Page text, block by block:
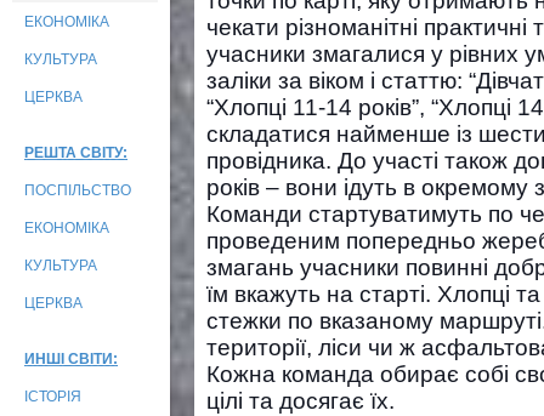
ЕКОНОМІКА
КУЛЬТУРА
ЦЕРКВА
РЕШТА СВІТУ:
ПОСПІЛЬСТВО
ЕКОНОМІКА
КУЛЬТУРА
ЦЕРКВА
ИНШІ СВІТИ:
ІСТОРІЯ
чекати різноманітні
учасники змагалися у рівних
заліки за віком і статтю:
“Хлопці 11-14 років”, “Хлопці
складатися найменше із
провідника. До участі також
років – вони ідуть в окремому
Команди стартуватимуть по
проведеним попередньо
змагань учасники повинні
їм вкажуть на старті. Хлопці
стежки по вказаному
території, ліси чи ж
Кожна команда обирає собі
цілі та досягає їх.